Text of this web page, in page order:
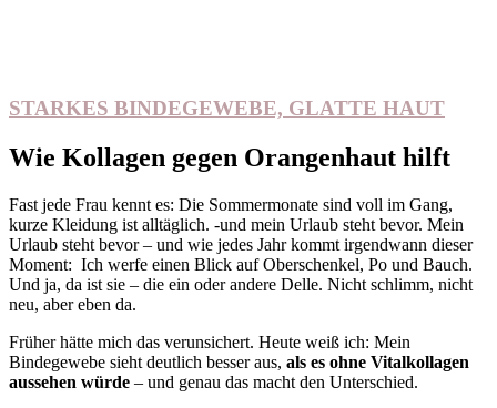
STARKES BINDEGEWEBE, GLATTE HAUT
Wie Kollagen gegen Orangenhaut hilft
Fast jede Frau kennt es: Die Sommermonate sind voll im Gang,
kurze Kleidung ist alltäglich. -und mein Urlaub steht bevor. Mein
Urlaub steht bevor – und wie jedes Jahr kommt irgendwann dieser
Moment: Ich werfe einen Blick auf Oberschenkel, Po und Bauch.
Und ja, da ist sie – die ein oder andere Delle. Nicht schlimm, nicht
neu, aber eben da.
Früher hätte mich das verunsichert. Heute weiß ich: Mein
Bindegewebe sieht deutlich besser aus, als es ohne Vitalkollagen
aussehen würde – und genau das macht den Unterschied.